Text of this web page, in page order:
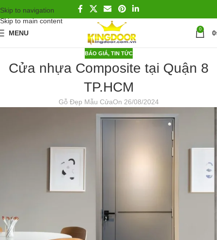
Skip to navigation
Skip to main content
MENU
0 0
BÁO GIÁ, TIN TỨC
Cửa nhựa Composite tại Quận 8
TP.HCM
Gỗ Đẹp Mẫu CửaOn 26/08/2024